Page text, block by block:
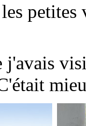
petites
j'avais